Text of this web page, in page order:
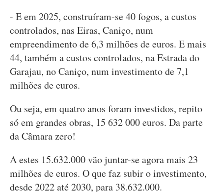
- E em 2025, construíram-se 40 fogos, a custos
controlados, nas Eiras, Caniço, num
empreendimento de 6,3 milhões de euros. E mais
44, também a custos controlados, na Estrada do
Garajau, no Caniço, num investimento de 7,1
milhões de euros.
Ou seja, em quatro anos foram investidos, repito
só em grandes obras, 15 632 000 euros. Da parte
da Câmara zero!
A estes 15.632.000 vão juntar-se agora mais 23
milhões de euros. O que faz subir o investimento,
desde 2022 até 2030, para 38.632.000.